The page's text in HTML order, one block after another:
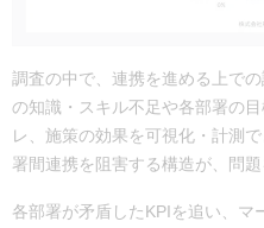
調査の中で、連携を進める上で
の知識・スキル不足や各部署の
レ、施策の効果を可視化・計測
署間連携を阻害する構造が、問題
各部署が矛盾したKPIを追い、